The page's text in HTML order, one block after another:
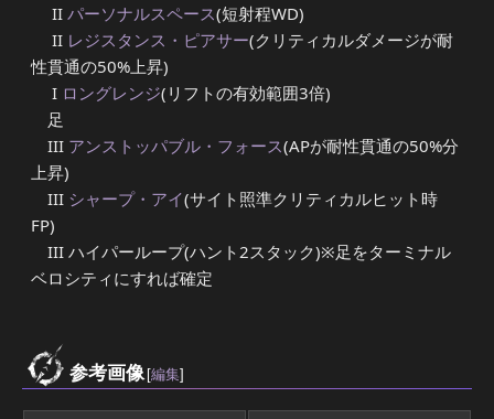
II パーソナルスペース(短射程WD)
II レジスタンス・ピアサー(クリティカルダメージが耐
性貫通の50%上昇)
I ロングレンジ(リフトの有効範囲3倍)
足
III アンストッパブル・フォース(APが耐性貫通の50%分
上昇)
III シャープ・アイ(サイト照準クリティカルヒット時
FP)
III ハイパーループ(ハント2スタック)※足をターミナル
ベロシティにすれば確定
参考画像 [編集]